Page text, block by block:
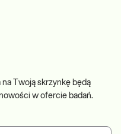
Twoją skrzynkę będą
w ofercie badań.